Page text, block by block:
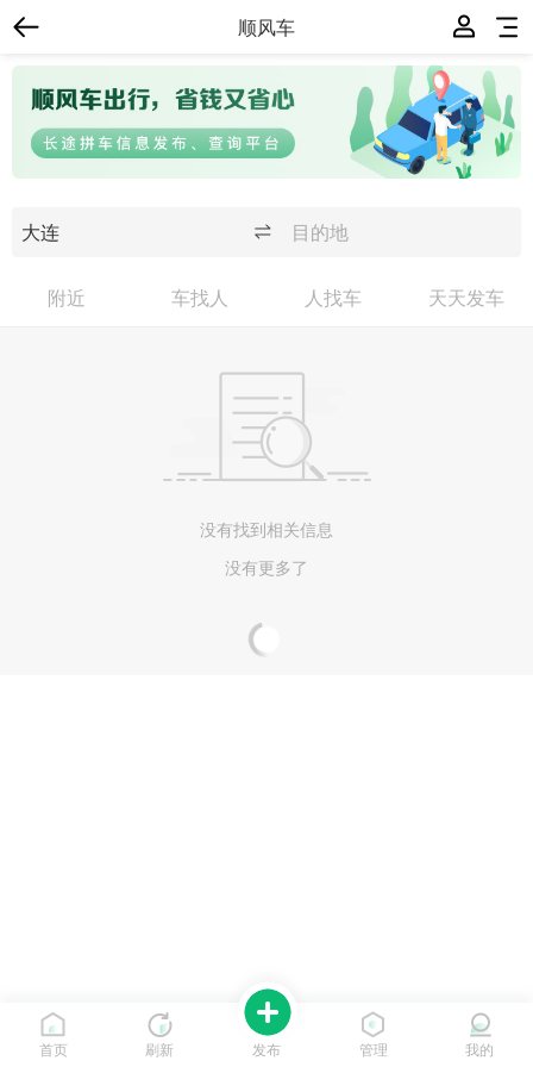
顺风车
附近 车找人 人找车 天天发车
没有找到相关信息
没有更多了
首页 刷新 发布 管理 我的